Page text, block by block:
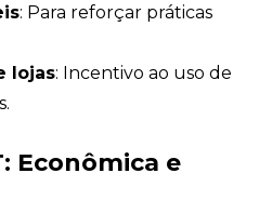
: Para reforçar práticas
lojas: Incentivo ao uso de
Econômica e